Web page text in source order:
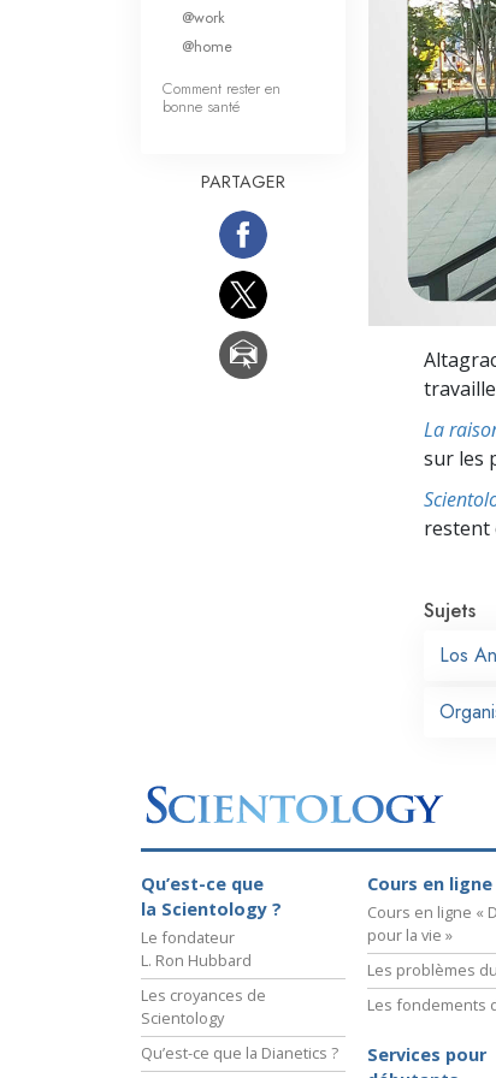
Qu’est-ce que
La
sur les
restent
Sujets
Los
@work
@home
Comment rester en
bonne santé
PARTAGER
Qu’est-ce que
la Scientology ?
Le fondateur
L. Ron Hubbard
Les croyances de
Scientology
Qu’est-ce que la Dianetics ?
Cours en ligne
Cours en ligne «
pour la vie »
Les problèmes
Les fondements
Services pour